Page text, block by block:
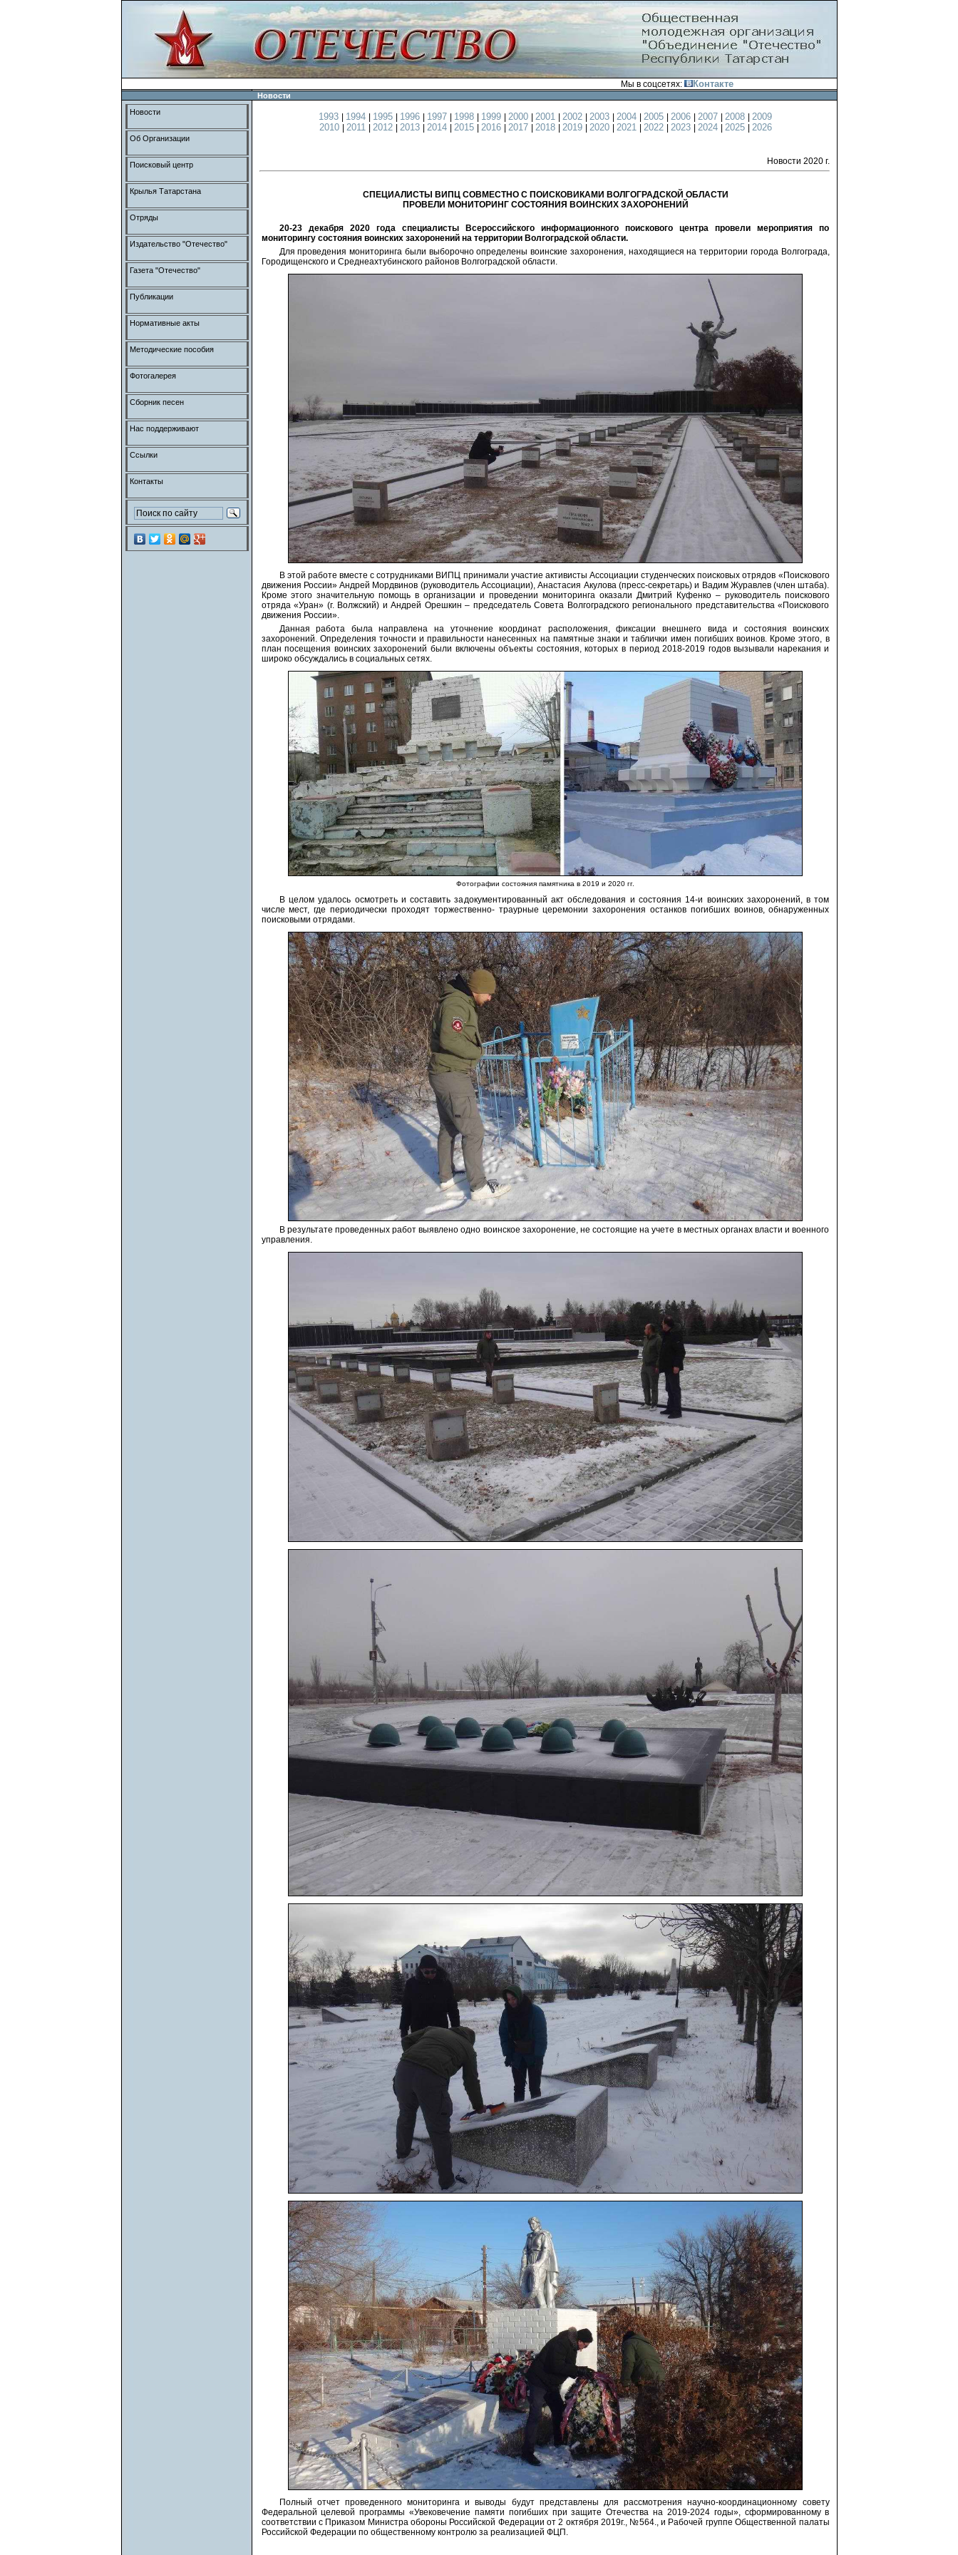
Мы в соцсетях: Контакте
Новости
1993 1994 1995 1996 1997 1998 1999 2000 2001 2002 2003 2004 2005 2006 2007 2008
2009
2010
2011 2012 2013 2014 2015 2016 2017 2018 2019 2020 2021 2022 2023 2024 2025 2026
Новости 2020 г.
СПЕЦИАЛИСТЫ ВИПЦ СОВМЕСТНО С ПОИСКОВИКАМИ ВОЛГОГРАДСКОЙ ОБЛАСТИ
ПРОВЕЛИ МОНИТОРИНГ СОСТОЯНИЯ ВОИНСКИХ ЗАХОРОНЕНИЙ
20-23 декабря 2020 года специалисты Всероссийского информационного поискового центра провели мероприятия по
мониторингу состояния воинских захоронений на территории Волгоградской области.
Для проведения мониторинга были выборочно определены воинские захоронения, находящиеся на территории города Волгограда,
Городищенского и Среднеахтубинского районов Волгоградской области.
В этой работе вместе с сотрудниками ВИПЦ принимали участие активисты Ассоциации студенческих поисковых отрядов «Поискового
движения России» Андрей Мордвинов (руководитель Ассоциации), Анастасия Акулова (пресс-секретарь) и Вадим Журавлев (член штаба).
Кроме этого значительную помощь в организации и проведении мониторинга оказали Дмитрий Куфенко – руководитель поискового
отряда «Уран» (г. Волжский) и Андрей Орешкин – председатель Совета Волгоградского регионального представительства «Поискового
движения России».
Данная работа была направлена на уточнение координат расположения, фиксации внешнего вида и состояния воинских
захоронений. Определения точности и правильности нанесенных на памятные знаки и таблички имен погибших воинов. Кроме этого, в
план посещения воинских захоронений были включены объекты состояния, которых в период 2018-2019 годов вызывали нарекания и
широко обсуждались в социальных сетях.
Фотографии состояния памятника в 2019 и 2020 гг.
В целом удалось осмотреть и составить задокументированный акт обследования и состояния 14-и воинских захоронений, в том
числе мест, где периодически проходят торжественно- траурные церемонии захоронения останков погибших воинов, обнаруженных
поисковыми отрядами.
В результате проведенных работ выявлено одно воинское захоронение, не состоящие на учете в местных органах власти и военного
управления.
Полный отчет проведенного мониторинга и выводы будут представлены для рассмотрения научно-координационному совету
Федеральной целевой программы «Увековечение памяти погибших при защите Отечества на 2019-2024 годы», сформированному в
соответствии с Приказом Министра обороны Российской Федерации от 2 октября 2019г., №564., и Рабочей группе Общественной палаты
Российской Федерации по общественному контролю за реализацией ФЦП.
Новости
Об Организации
Поисковый центр
Крылья Татарстана
Отряды
Издательство "Отечество"
Газета "Отечество"
Публикации
Нормативные акты
Методические пособия
Фотогалерея
Сборник песен
Нас поддерживают
Ссылки
Контакты